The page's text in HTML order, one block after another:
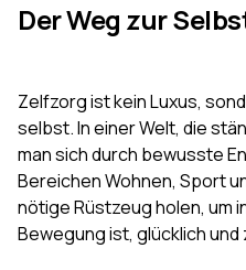
Der Weg zur
Zelfzorg ist kein Luxus,
selbst. In einer Welt, die
man sich durch bewusste
Bereichen Wohnen, Sport
nötige Rüstzeug holen, um
Bewegung ist, glücklich